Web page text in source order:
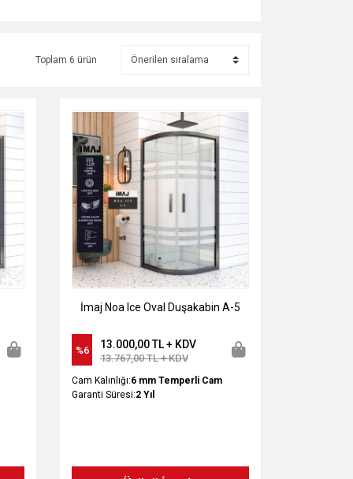
Toplam 6 ürün
İmaj Noa Ice Oval Duşakabin A-5
%6 13.000,00 TL + KDV
13.767,00 TL + KDV
Cam Kalınlığı:6 mm Temperli Cam
Garanti Süresi:2 Yıl